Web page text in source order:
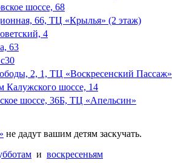
шоссе, 68
66, ТЦ «Крылья» (2 этаж)
4
63
2, 1, ТЦ «Воскресенский Пассаж»
Калужского шоссе, 14
шоссе, 36Б, ТЦ «Апельсин»
не дадут вашим детям заскучать.
и воскресеньям